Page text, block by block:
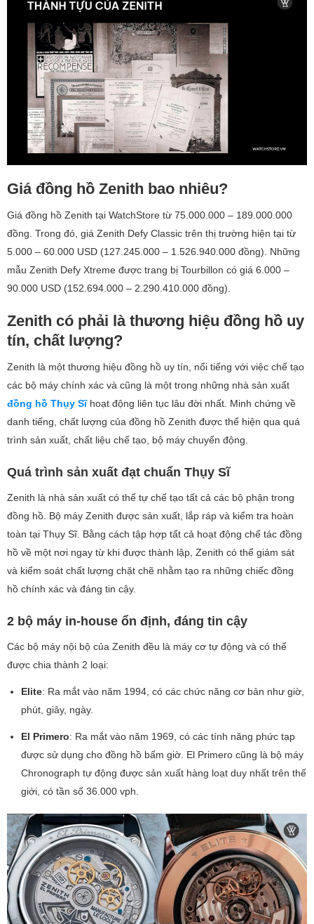
Giá đồng hồ Zenith bao nhiêu?
Giá đồng hồ Zenith tại WatchStore từ 75.000.000 – 189.000.000
đồng. Trong đó, giá Zenith Defy Classic trên thị trường hiện tại từ
5.000 – 60.000 USD (127.245.000 – 1.526.940.000 đồng). Những
mẫu Zenith Defy Xtreme được trang bị Tourbillon có giá 6.000 –
90.000 USD (152.694.000 – 2.290.410.000 đồng).
Zenith có phải là thương hiệu đồng hồ uy
tín, chất lượng?
Zenith là một thương hiệu đồng hồ uy tín, nổi tiếng với việc chế tạo
các bộ máy chính xác và cũng là một trong những nhà sản xuất
đồng hồ Thụy Sĩhoạt động liên tục lâu đời nhất. Minh chứng về
danh tiếng, chất lượng của đồng hồ Zenith được thể hiện qua quá
trình sản xuất, chất liệu chế tạo, bộ máy chuyển động.
Quá trình sản xuất đạt chuẩn Thụy Sĩ
Zenith là nhà sản xuất có thể tự chế tạo tất cả các bộ phận trong
đồng hồ. Bộ máy Zenith được sản xuất, lắp ráp và kiểm tra hoàn
toàn tại Thụy Sĩ. Bằng cách tập hợp tất cả hoạt động chế tác đồng
hồ về một nơi ngay từ khi được thành lập, Zenith có thể giám sát
và kiểm soát chất lượng chặt chẽ nhằm tạo ra những chiếc đồng
hồ chính xác và đáng tin cậy.
2 bộ máy in-house ổn định, đáng tin cậy
Các bộ máy nội bộ của Zenith đều là máy cơ tự động và có thể
được chia thành 2 loại:
Elite: Ra mắt vào năm 1994, có các chức năng cơ bản như giờ,
phút, giây, ngày.
El Primero: Ra mắt vào năm 1969, có các tính năng phức tạp
được sử dụng cho đồng hồ bấm giờ. El Primero cũng là bộ máy
Chronograph tự động được sản xuất hàng loạt duy nhất trên thế
giới, có tần số 36.000 vph.